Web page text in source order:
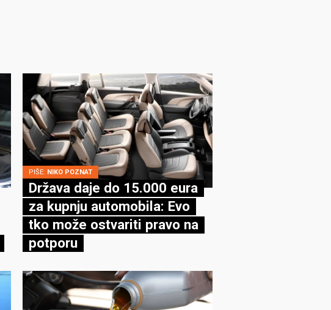
PIŠE: NIKO POZNAT
Država daje do 15.000 eura
za kupnju automobila: Evo
tko može ostvariti pravo na
potporu